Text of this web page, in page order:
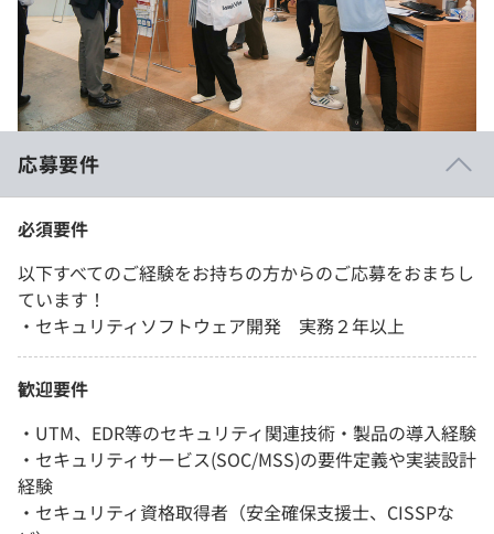
応募要件
必須要件
以下すべてのご経験をお持ちの方からのご応募をおまちし
ています！
・セキュリティソフトウェア開発 実務２年以上
歓迎要件
・UTM、EDR等のセキュリティ関連技術・製品の導入経験
・セキュリティサービス(SOC/MSS)の要件定義や実装設計
経験
・セキュリティ資格取得者（安全確保支援士、CISSPな